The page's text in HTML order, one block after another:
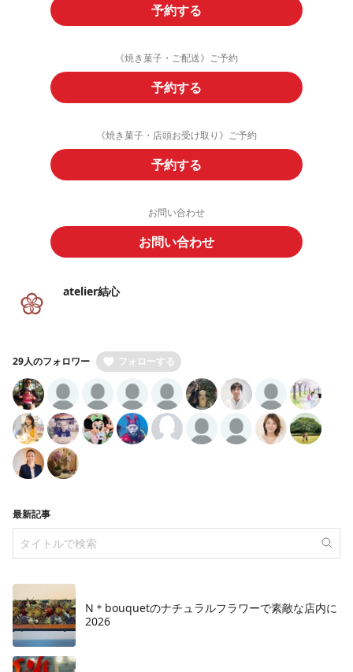
予約する
《焼き菓子・ご配送》ご予約
予約する
《焼き菓子・店頭お受け取り》ご予約
予約する
お問い合わせ
お問い合わせ
atelier結心
29人のフォロワー フォローする
最新記事
N＊bouquetのナチュラルフラワーで素敵な店内に
2026